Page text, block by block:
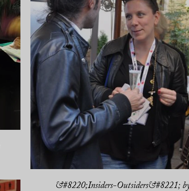
&#8220;Insiders-Outsiders&#8221;